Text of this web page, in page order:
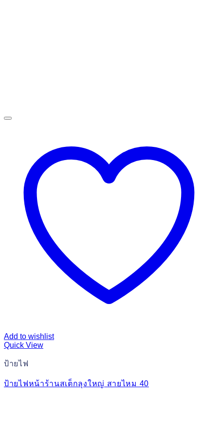
Add to wishlist
Quick View
ป้ายไฟ
ป้ายไฟหน้าร้านสเต็กลุงใหญ่ สายไหม 40